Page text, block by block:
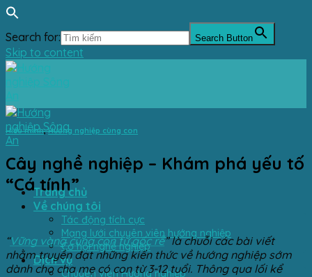
Search for: Search Button
Skip to content
Trang chủ
Về chúng tôi
Tác động tích cực
Mạng lưới chuyên viên hướng nghiệp
Cơ hội nghề nghiệp
Dịch vụ
Chuyên viên Hướng nghiệp
Hiểu mình,Hướng nghiệp cùng con
Cây nghề nghiệp – Khám phá yếu tố
“Cá tính”
“Vững vàng cùng con từ gốc rễ” là chuỗi các bài viết
nhằm truyền đạt những kiến thức về hướng nghiệp sớm
dành cho cha mẹ có con từ 3-12 tuổi. Thông qua lối kể